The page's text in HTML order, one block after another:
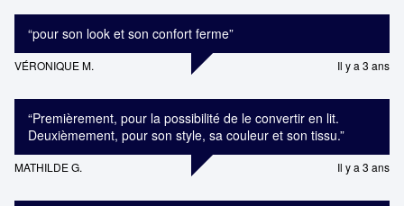
“pour son look et son confort ferme”
VÉRONIQUE M. Il y a 3 ans
“Premièrement, pour la possibilité de le convertir en lit.
Deuxièmement, pour son style, sa couleur et son tissu.”
MATHILDE G. Il y a 3 ans